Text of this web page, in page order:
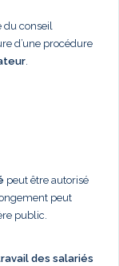
du conseil
d’une procédure
peut être autorisé
peut
public.
des salariés